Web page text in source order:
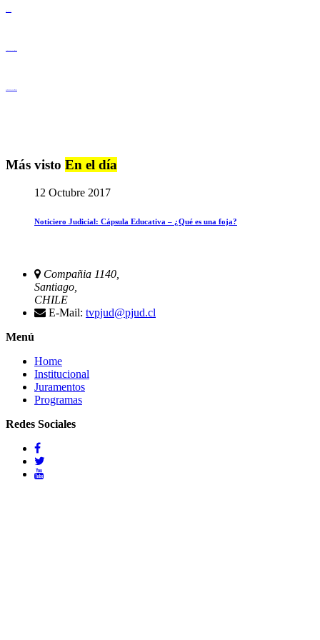
Más visto En el día
12 Octubre 2017
Noticiero Judicial: Cápsula Educativa – ¿Qué es una foja?
Compañia 1140,
Santiago,
CHILE
E-Mail: tvpjud@pjud.cl
Menú
Home
Institucional
Juramentos
Programas
Redes Sociales